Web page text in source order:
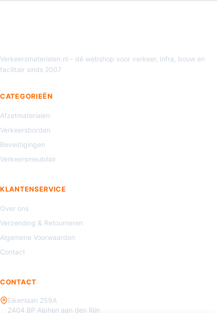
Verkeersmaterialen.nl – dé webshop voor verkeer, infra, bouw en
facilitair sinds 2007
CATEGORIEËN
Afzetmaterialen
Verkeersborden
Bevestigingen
Verkeersmeubilair
KLANTENSERVICE
Over ons
Verzending & Retourneren
Algemene Voorwaarden
Contact
CONTACT
Eikenlaan 259A
2404 BP Alphen aan den Rijn